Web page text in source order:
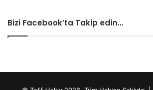
Bizi Facebook’ta Takip edin…